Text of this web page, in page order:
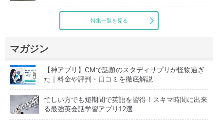
特集一覧を見る
マガジン
【神アプリ】CMで話題のスタディサプリが怪物過ぎ
た｜料金や評判・口コミを徹底解説
忙しい方でも短期間で英語を習得！スキマ時間に出来
る最強英会話学習アプリ12選